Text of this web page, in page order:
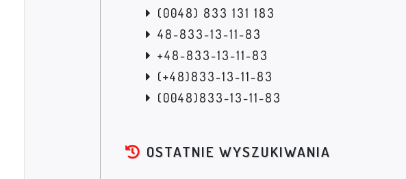
(0048) 833 131 183
48-833-13-11-83
+48-833-13-11-83
(+48)833-13-11-83
(0048)833-13-11-83
OSTATNIE WYSZUKIWANIA